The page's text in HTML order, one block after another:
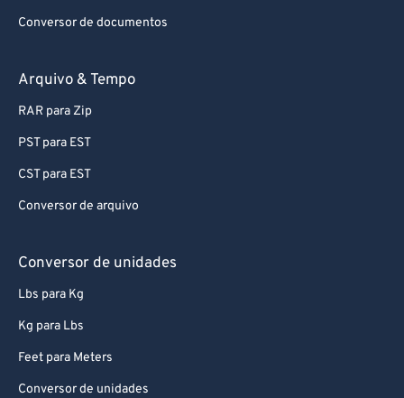
Conversor de documentos
Arquivo & Tempo
RAR para Zip
PST para EST
CST para EST
Conversor de arquivo
Conversor de unidades
Lbs para Kg
Kg para Lbs
Feet para Meters
Conversor de unidades